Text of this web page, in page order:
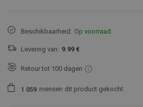
Beschikbaarheid: Op voorraad
Levering van: 9.99 €
Retour tot 100 dagen
1 059 mensen dit product gekocht.